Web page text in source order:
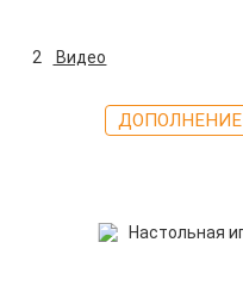
2 Видео
ДОПОЛНЕНИЕ